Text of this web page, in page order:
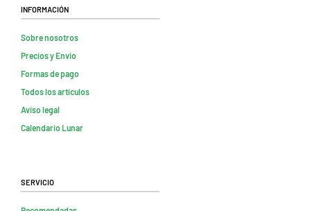
Información
Sobre nosotros
Precios y Envio
Formas de pago
Todos los artículos
Aviso legal
Calendario Lunar
Servicio